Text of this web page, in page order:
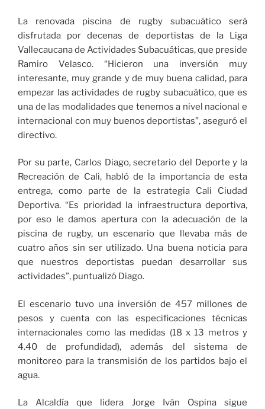
La renovada piscina de rugby subacuático será
disfrutada por decenas de deportistas de la Liga
Vallecaucana de Actividades Subacuáticas, que preside
Ramiro Velasco. “Hicieron una inversión muy
interesante, muy grande y de muy buena calidad, para
empezar las actividades de rugby subacuático, que es
una de las modalidades que tenemos a nivel nacional e
internacional con muy buenos deportistas”, aseguró el
directivo.
Por su parte, Carlos Diago, secretario del Deporte y la
Recreación de Cali, habló de la importancia de esta
entrega, como parte de la estrategia Cali Ciudad
Deportiva. “Es prioridad la infraestructura deportiva,
por eso le damos apertura con la adecuación de la
piscina de rugby, un escenario que llevaba más de
cuatro años sin ser utilizado. Una buena noticia para
que nuestros deportistas puedan desarrollar sus
actividades”, puntualizó Diago.
El escenario tuvo una inversión de 457 millones de
pesos y cuenta con las especificaciones técnicas
internacionales como las medidas (18 x 13 metros y
4.40 de profundidad), además del sistema de
monitoreo para la transmisión de los partidos bajo el
agua.
La Alcaldía que lidera Jorge Iván Ospina sigue